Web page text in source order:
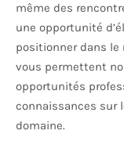
même des
une opportunité
positionner dans le
vous permettent
opportunités
connaissances sur
domaine.